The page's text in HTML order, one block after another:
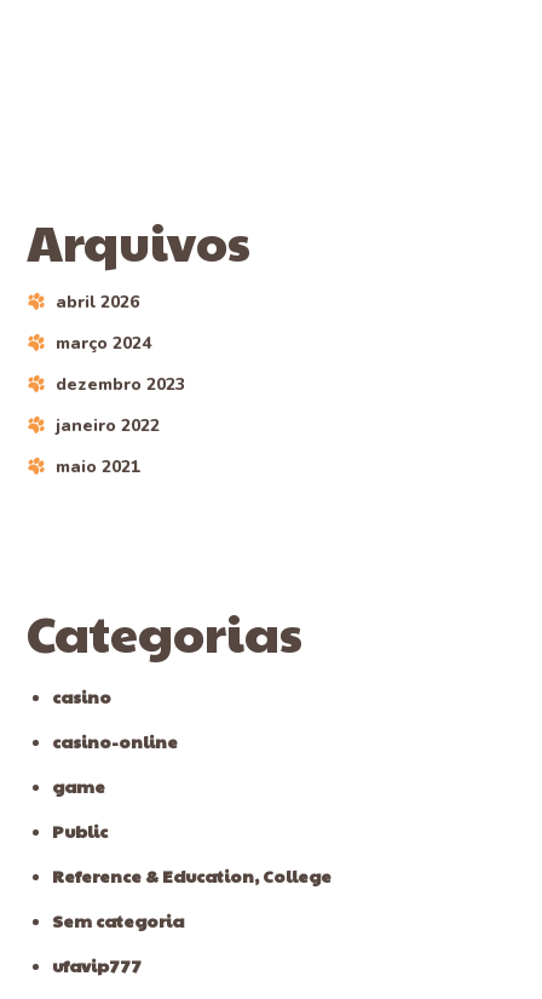
Arquivos
abril 2026
março 2024
dezembro 2023
janeiro 2022
maio 2021
Categorias
casino
casino-online
game
Public
Reference & Education, College
Sem categoria
ufavip777